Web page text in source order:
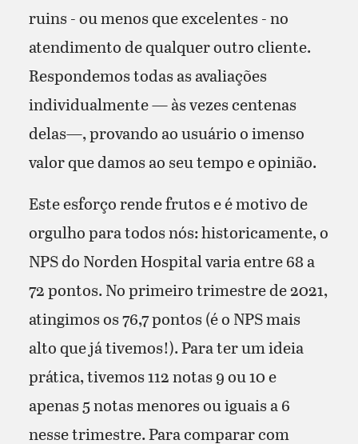
ruins - ou menos que excelentes - no
atendimento de qualquer outro cliente.
Respondemos todas as avaliações
individualmente — às vezes centenas
delas—, provando ao usuário o imenso
valor que damos ao seu tempo e opinião.
Este esforço rende frutos e é motivo de
orgulho para todos nós: historicamente, o
NPS do Norden Hospital varia entre 68 a
72 pontos. No primeiro trimestre de 2021,
atingimos os 76,7 pontos (é o NPS mais
alto que já tivemos!). Para ter um ideia
prática, tivemos 112 notas 9 ou 10 e
apenas 5 notas menores ou iguais a 6
nesse trimestre. Para comparar com